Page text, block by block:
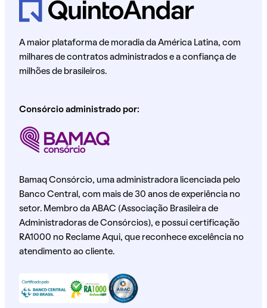
A maior plataforma de moradia da América Latina, com
milhares de contratos administrados e a confiança de
milhões de brasileiros.
Consórcio administrado por:
Bamaq Consórcio, uma administradora licenciada pelo
Banco Central, com mais de 30 anos de experiência no
setor. Membro da ABAC (Associação Brasileira de
Administradoras de Consórcios), e possui certificação
RA1000 no Reclame Aqui, que reconhece excelência no
atendimento ao cliente.